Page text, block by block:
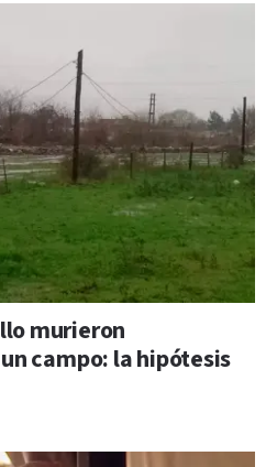
murieron
campo: la hipótesis